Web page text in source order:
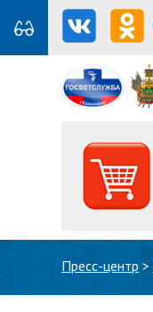
Пресс-центр >